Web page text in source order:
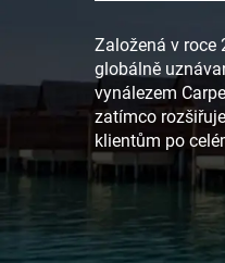
Založená v roce
globálně
vynálezem
zatímco
klientům po